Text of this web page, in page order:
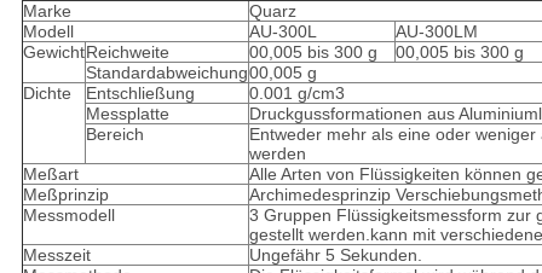
Marke
Quarz
Modell
AU-300L
AU-300LM
GewichtReichweite 00,005 bis 300 g
00,005 bis 300 g
Standardabweichung00,005 g
Dichte
Entschließung
0.001 g/cm3
Messplatte
Druckgussformationen aus
Bereich
Entweder mehr als eine oder
werden
Meßart
Alle Arten von Flüssigkeiten können
Meßprinzip
Archimedesprinzip
Messmodell
3 Gruppen Flüssigkeitsmessform zur
gestellt werden.kann mit
Messzeit
Ungefähr 5 Sekunden.